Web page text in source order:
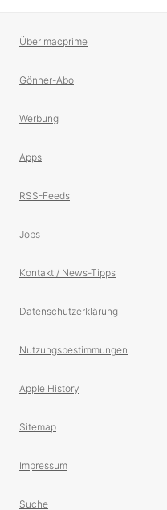
Über macprime
Gönner-Abo
Werbung
Apps
RSS-Feeds
Jobs
Kontakt / News-Tipps
Datenschutzerklärung
Nutzungsbestimmungen
Apple History
Sitemap
Impressum
Suche